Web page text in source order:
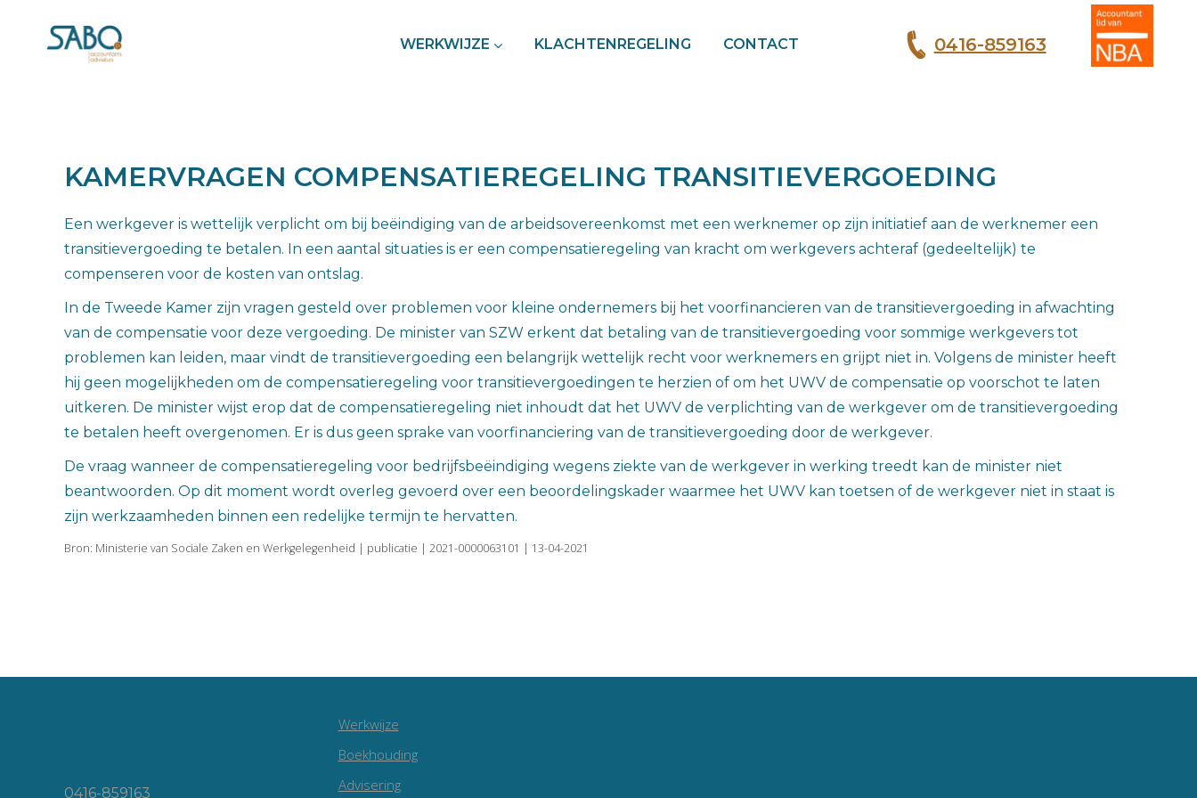
WERKWIJZE KLACHTENREGELING CONTACT 0416-859163
KAMERVRAGEN COMPENSATIEREGELING TRANSITIEVERGOEDING
Een werkgever is wettelijk verplicht om bij beëindiging van de arbeidsovereenkomst met een werknemer op zijn initiatief aan de werknemer een
transitievergoeding te betalen. In een aantal situaties is er een compensatieregeling van kracht om werkgevers achteraf (gedeeltelijk) te
compenseren voor de kosten van ontslag.
In de Tweede Kamer zijn vragen gesteld over problemen voor kleine ondernemers bij het voorfinancieren van de transitievergoeding in afwachting
van de compensatie voor deze vergoeding. De minister van SZW erkent dat betaling van de transitievergoeding voor sommige werkgevers tot
problemen kan leiden, maar vindt de transitievergoeding een belangrijk wettelijk recht voor werknemers en grijpt niet in. Volgens de minister heeft
hij geen mogelijkheden om de compensatieregeling voor transitievergoedingen te herzien of om het UWV de compensatie op voorschot te laten
uitkeren. De minister wijst erop dat de compensatieregeling niet inhoudt dat het UWV de verplichting van de werkgever om de transitievergoeding
te betalen heeft overgenomen. Er is dus geen sprake van voorfinanciering van de transitievergoeding door de werkgever.
De vraag wanneer de compensatieregeling voor bedrijfsbeëindiging wegens ziekte van de werkgever in werking treedt kan de minister niet
beantwoorden. Op dit moment wordt overleg gevoerd over een beoordelingskader waarmee het UWV kan toetsen of de werkgever niet in staat is
zijn werkzaamheden binnen een redelijke termijn te hervatten.
Bron: Ministerie van Sociale Zaken en Werkgelegenheid | publicatie | 2021-0000063101 | 13-04-2021
0416-859163
Werkwijze
Boekhouding
Advisering